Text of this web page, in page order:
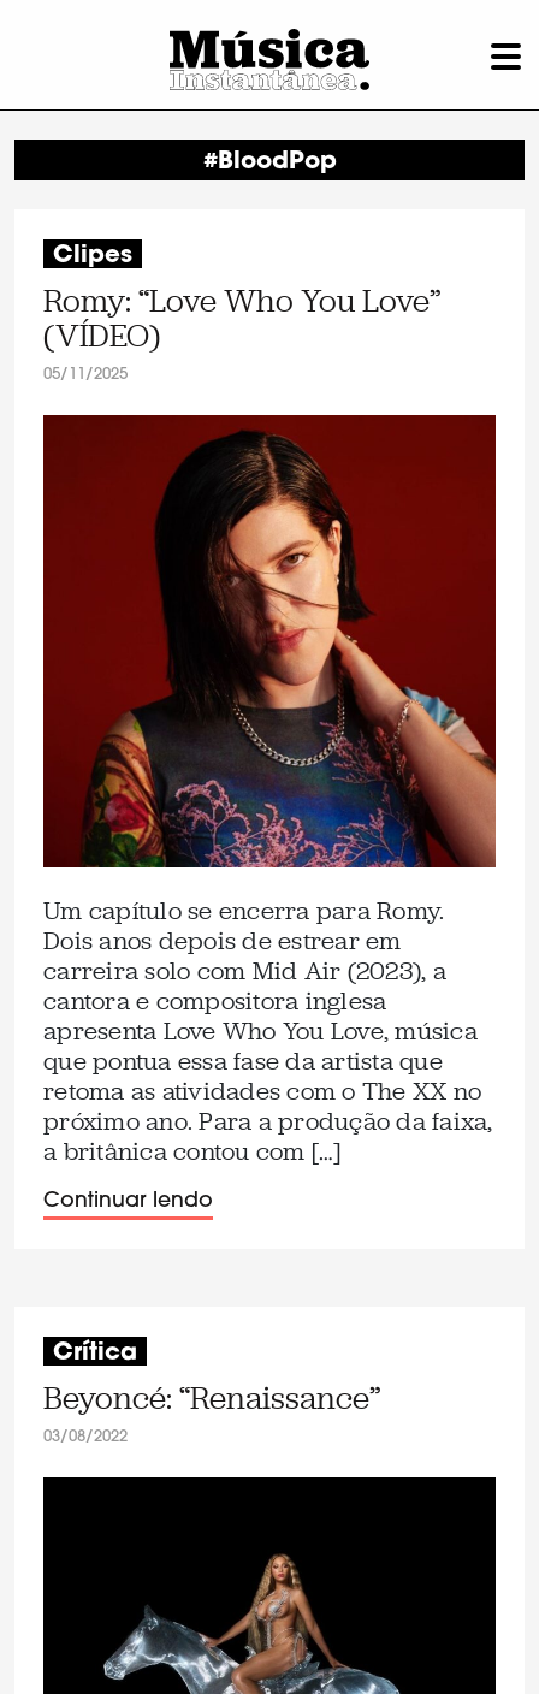
#BloodPop
Clipes
Romy: “Love Who You Love”
(VÍDEO)
05/11/2025
Um capítulo se encerra para Romy.
Dois anos depois de estrear em
carreira solo com Mid Air (2023), a
cantora e compositora inglesa
apresenta Love Who You Love, música
que pontua essa fase da artista que
retoma as atividades com o The XX no
próximo ano. Para a produção da faixa,
a britânica contou com […]
Continuar lendo
Crítica
Beyoncé: “Renaissance”
03/08/2022